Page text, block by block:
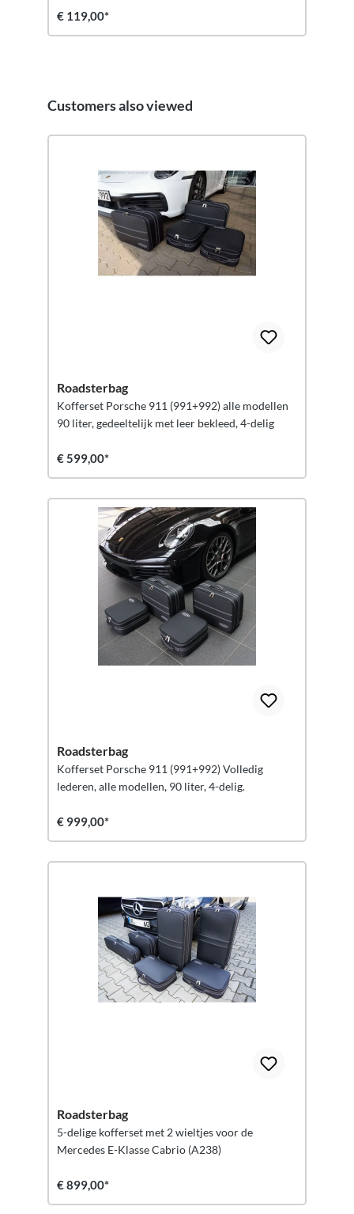
€ 119,00*
Productgalerij overslaan
Customers also viewed
Roadsterbag
Kofferset Porsche 911 (991+992) alle modellen
90 liter, gedeeltelijk met leer bekleed, 4-delig
€ 599,00*
Roadsterbag
Kofferset Porsche 911 (991+992) Volledig
lederen, alle modellen, 90 liter, 4-delig.
€ 999,00*
Roadsterbag
5-delige kofferset met 2 wieltjes voor de
Mercedes E-Klasse Cabrio (A238)
€ 899,00*